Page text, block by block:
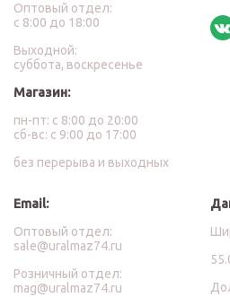
Оптовый отдел:
с 8:00 до 18:00
Выходной:
суббота, воскресенье
Магазин:
пн-пт: с 8:00 до 20:00
сб-вс: с 9:00 до 17:00
без перерыва и выходных
Email:
Оптовый отдел:
sale@uralmaz74.ru
Розничный отдел:
mag@uralmaz74.ru